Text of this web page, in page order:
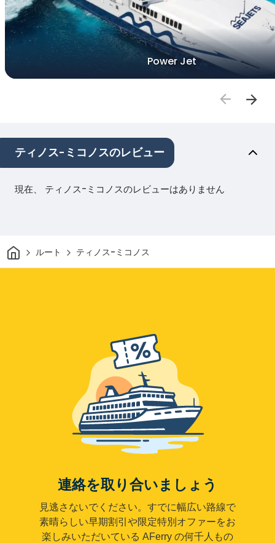
Power Jet
ティノス-ミコノスのレビュー
現在、 ティノス-ミコノスのレビューはありません
家 ルート ティノス-ミコノス
連絡を取り合いましょう
見逃さないでください。すでに幅広い路線で
素晴らしい早期割引や限定特別オファーをお
楽しみいただいている AFerry の何千人もの